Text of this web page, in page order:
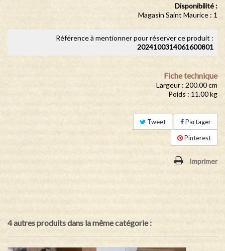
Disponibilité :
Magasin Saint Maurice : 1
Référence à mentionner pour réserver ce produit :
2024100314061600801
Fiche technique
Largeur : 200.00 cm
Poids : 11.00 kg
Tweet
Partager
Pinterest
Imprimer
4 autres produits dans la même catégorie :